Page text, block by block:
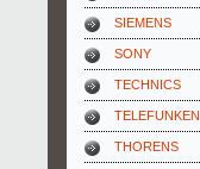
SIEMENS
SONY
TECHNICS
TELEFUNKEN
THORENS